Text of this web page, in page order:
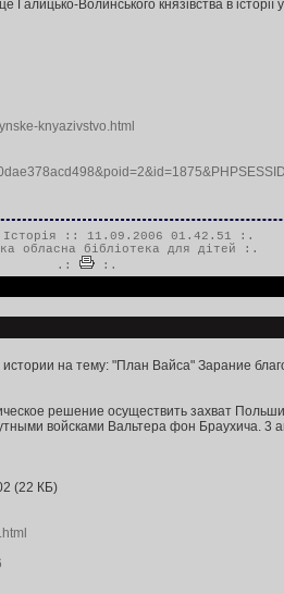
Волинського князівства в
knyazivstvo.html
Історія :: 11.09.2006 01.42.51 :.
обласна бібліотека для дітей :.
.:
:.
на тему: "План Вайса" Зарание
решение осуществить захват
войсками Вальтера фон Браухича.
(22 КБ)